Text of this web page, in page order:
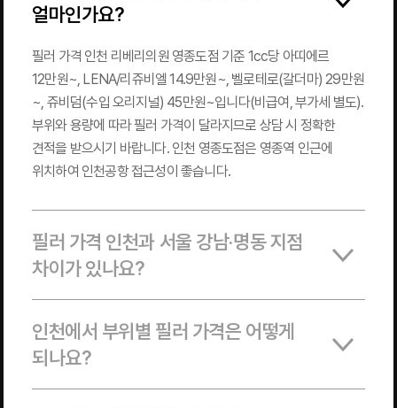
얼마인가요?
필러 가격 인천 리베리의원 영종도점 기준 1cc당 아띠에르
12만원~, LENA/리쥬비엘 14.9만원~, 벨로테로(갈더마) 29만원
~, 쥬비덤(수입 오리지널) 45만원~입니다(비급여, 부가세 별도).
부위와 용량에 따라 필러 가격이 달라지므로 상담 시 정확한
견적을 받으시기 바랍니다. 인천 영종도점은 영종역 인근에
위치하여 인천공항 접근성이 좋습니다.
필러 가격 인천과 서울 강남·명동 지점
차이가 있나요?
인천에서 부위별 필러 가격은 어떻게
되나요?